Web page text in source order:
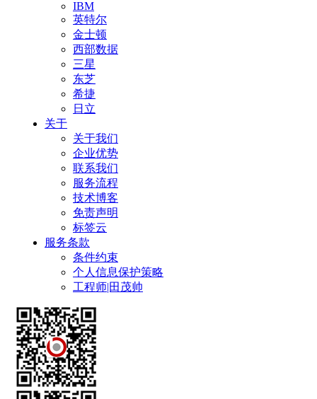
IBM
英特尔
金士顿
西部数据
三星
东芝
希捷
日立
关于
关于我们
企业优势
联系我们
服务流程
技术博客
免责声明
标签云
服务条款
条件约束
个人信息保护策略
工程师|田茂帅